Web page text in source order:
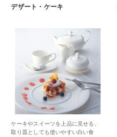
デザート・ケーキ
ケーキやスイーツを上品に見せる、
取り皿としても使いやすい白い食